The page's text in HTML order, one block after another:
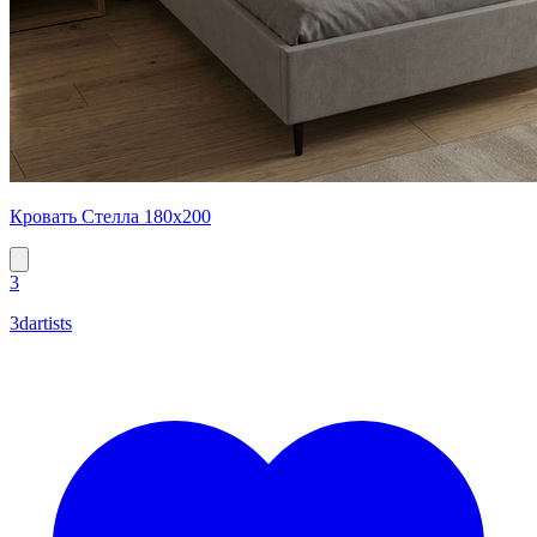
Кровать Стелла 180х200
3
3dartists